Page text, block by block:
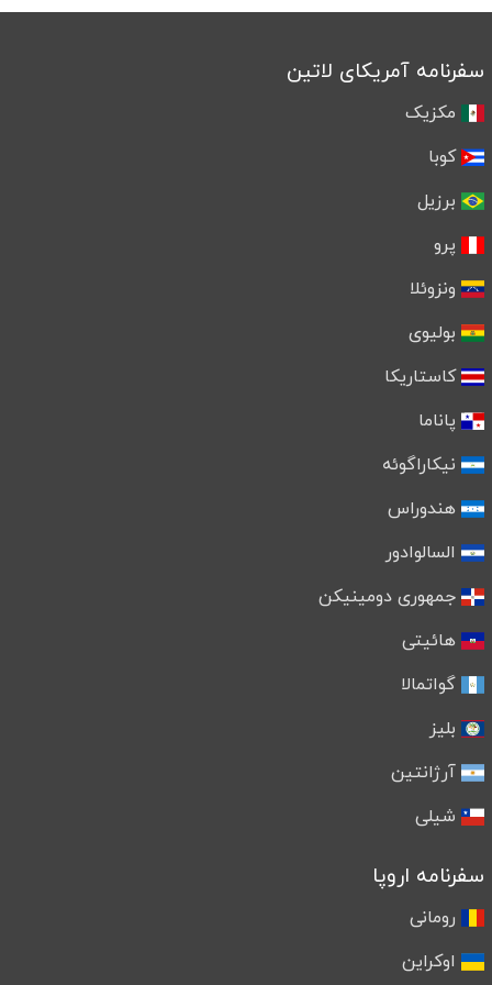
سفرنامه آمریکای لاتین
مکزیک
کوبا
برزیل
پرو
ونزوئلا
بولیوی
کاستاریکا
پاناما
نیکاراگوئه
هندوراس
السالوادور
جمهوری دومینیکن
هائیتی
گواتمالا
بلیز
آرژانتین
شیلی
سفرنامه اروپا
رومانی
اوکراین